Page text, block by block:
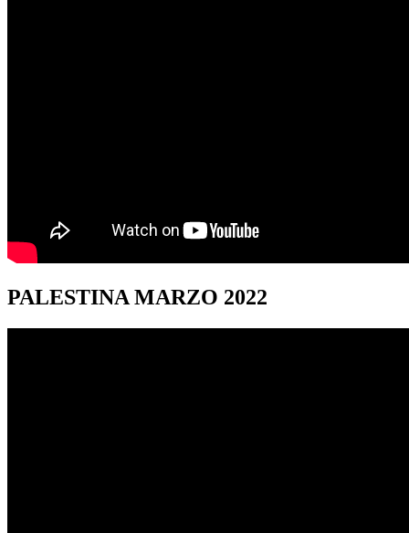
PALESTINAMARZO 2022